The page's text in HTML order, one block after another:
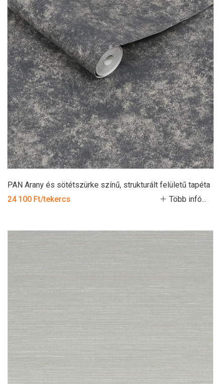
PAN Arany és sötétszürke színű, strukturált felületű tapéta
24 100 Ft/tekercs
Több infó...